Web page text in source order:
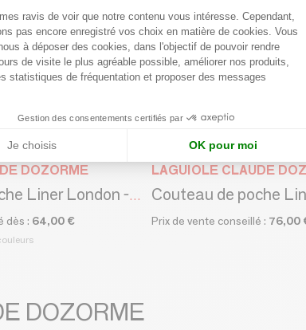
DOZORME
Couteau de poche Liner London - Claude Dozorme
dès : 64,00 €
LAGUIOLE CLAUDE
Prix de vente conseillé : 76,00
DOZORME
de Gestion du
ravis de voir que notre contenu vous intéresse. Cependant,
pas encore enregistré vos choix en matière de cookies. Vous
à déposer des cookies, dans l'objectif de pouvoir rendre
de visite le plus agréable possible, améliorer nos produits,
statistiques de fréquentation et proposer des messages
Gestion des consentements certifiés par
Je choisis OK pour moi
Axeptio consent